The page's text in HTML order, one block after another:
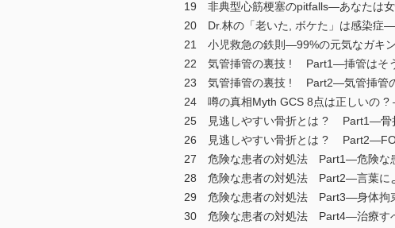
19 非典型心筋梗塞のpitfalls―あなたは女
20 Dr.林の「老いた, ボケた」は感染症
21 小児救急の鉄則―99%の元気なガキン
22 気管挿管の裏技 ! Part1―挿管はそう
23 気管挿管の裏技 ! Part2―気管挿管の
24 噂の真相Myth GCS 8点は正しいの ?
25 見逃しやすい骨折とは ? Part1―骨折
26 見逃しやすい骨折とは ?
27 危険な患者の対処法 Part1―危険な
28 危険な患者の対処法 Part2―言葉に
29 危険な患者の対処法 Part3―身体拘
30 危険な患者の対処法 Part4―治療す